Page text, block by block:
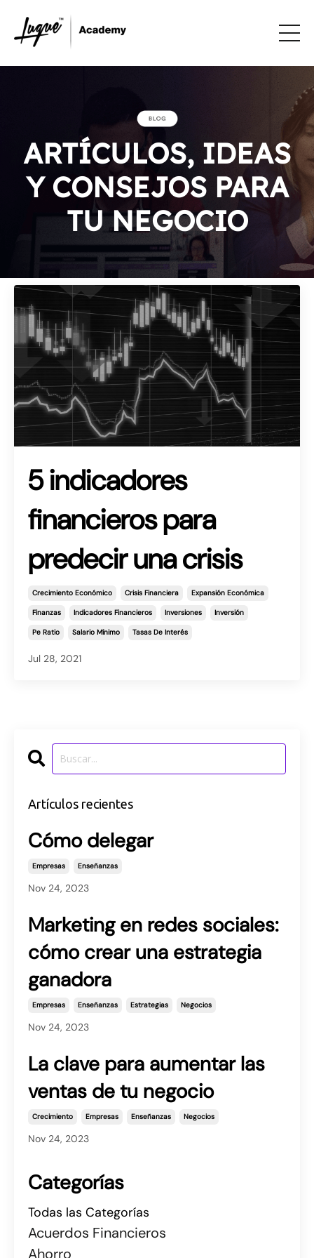
ARTÍCULOS, IDEAS
Y CONSEJOS PARA
TU NEGOCIO
5 indicadores
financieros para
predecir una crisis
Crecimiento Económico Crisis Financiera Expansión Económica
Finanzas Indicadores Financieros Inversiones Inversión
Pe Ratio Salario Mínimo Tasas De Interés
Jul 28, 2021
Artículos recientes
Cómo delegar
Empresas Enseñanzas
Nov 24, 2023
Marketing en redes sociales:
cómo crear una estrategia
ganadora
Empresas Enseñanzas Estrategias Negocios
Nov 24, 2023
La clave para aumentar las
ventas de tu negocio
Crecimiento Empresas Enseñanzas Negocios
Nov 24, 2023
Categorías
Todas las Categorías
Acuerdos Financieros
Ahorro